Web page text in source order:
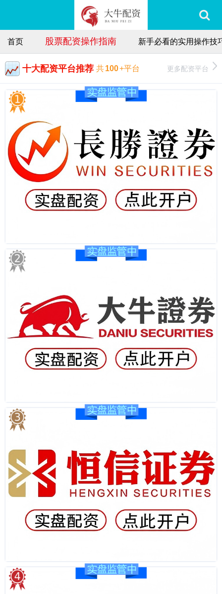
首页 股票配资操作指南 新手必看的实用操作技
十大配资平台推荐 共100+平台 更多配资平台